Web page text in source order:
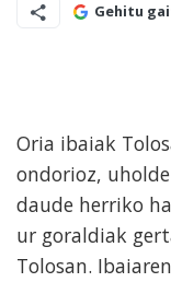
Gehitu
Oria ibaiak
ondorioz,
daude herriko
ur goraldiak
Tolosan.